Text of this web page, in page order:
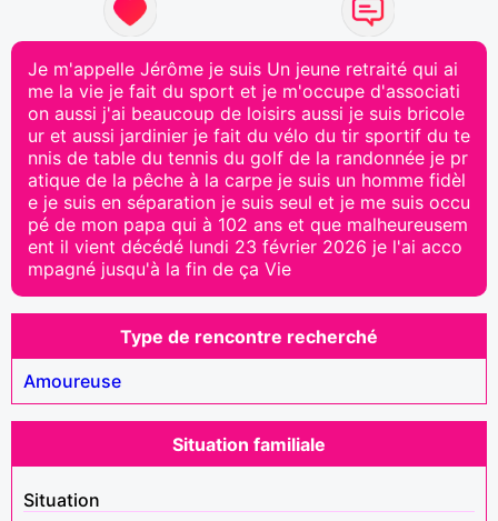
Je m'appelle Jérôme je suis Un jeune retraité qui ai
me la vie je fait du sport et je m'occupe d'associati
on aussi j'ai beaucoup de loisirs aussi je suis bricole
ur et aussi jardinier je fait du vélo du tir sportif du te
nnis de table du tennis du golf de la randonnée je pr
atique de la pêche à la carpe je suis un homme fidèl
e je suis en séparation je suis seul et je me suis occu
pé de mon papa qui à 102 ans et que malheureusem
ent il vient décédé lundi 23 février 2026 je l'ai acco
mpagné jusqu'à la fin de ça Vie
Type de rencontre recherché
Amoureuse
Situation familiale
Situation